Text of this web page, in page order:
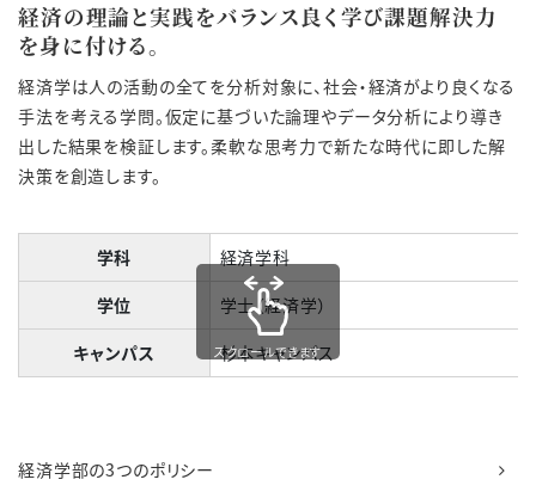
経済の理論と実践をバランス良く学び課題解決力
を身に付ける。
経済学は人の活動の全てを分析対象に、社会・経済がより良くなる
手法を考える学問。仮定に基づいた論理やデータ分析により導き
出した結果を検証します。柔軟な思考力で新たな時代に即した解
決策を創造します。
学科
経済学科
学位
学士（経済学）
キャンパス
杉本キャンパス
スクロールできます
経済学部の3つのポリシー